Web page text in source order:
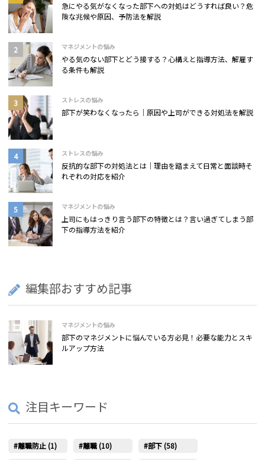
急にやる気がなくなった部下への対処はどうすれば良い？危
険な兆候や原因、予防法を解説
マネジメントの悩み
やる気のない部下とどう接する？心構えと指導方法、解雇す
る条件も解説
ストレスの悩み
部下が笑わなくなったら｜原因や上司ができる対処法を解説
ストレスの悩み
反抗的な部下の対処法とは｜理由を踏まえて日常と面談時そ
れぞれの対応を紹介
マネジメントの悩み
上司にもはっきり言う部下の特徴とは？言い過ぎてしまう部
下の指導方法を紹介
編集部おすすめ記事
マネジメントの悩み
部下のマネジメントに悩んでいる方必見！必要な能力とスキ
ルアップ方法
注目キーワード
離職防止 (1) 離職 (10)
部下 (58)